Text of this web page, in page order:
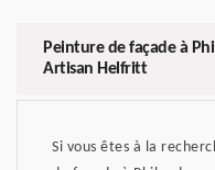
Peinture de façade à
Artisan Helfritt
Si vous êtes à la